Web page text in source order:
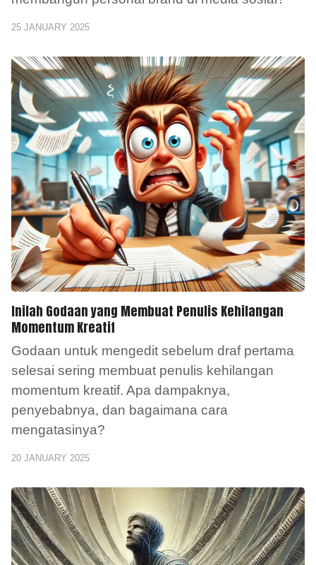
25 JANUARY 2025
Inilah Godaan yang Membuat Penulis Kehilangan
Momentum Kreatif
Godaan untuk mengedit sebelum draf pertama
selesai sering membuat penulis kehilangan
momentum kreatif. Apa dampaknya,
penyebabnya, dan bagaimana cara
mengatasinya?
20 JANUARY 2025